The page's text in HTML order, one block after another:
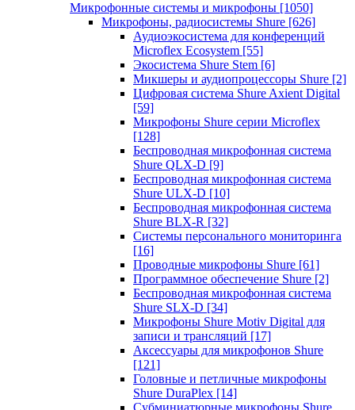
Микрофонные системы и микрофоны [1050]
Микрофоны, радиосистемы Shure [626]
Аудиоэкосистема для конференций
Microflex Ecosystem [55]
Экосистема Shure Stem [6]
Микшеры и аудиопроцессоры Shure [2]
Цифровая система Shure Axient Digital
[59]
Микрофоны Shure серии Microflex
[128]
Беспроводная микрофонная система
Shure QLX-D [9]
Беспроводная микрофонная система
Shure ULX-D [10]
Беспроводная микрофонная система
Shure BLX-R [32]
Системы персонального мониторинга
[16]
Проводные микрофоны Shure [61]
Программное обеспечение Shure [2]
Беспроводная микрофонная система
Shure SLX-D [34]
Микрофоны Shure Motiv Digital для
записи и трансляций [17]
Аксессуары для микрофонов Shure
[121]
Головные и петличные микрофоны
Shure DuraPlex [14]
Субминиатюрные микрофоны Shure